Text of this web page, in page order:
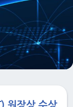
원장상 수상